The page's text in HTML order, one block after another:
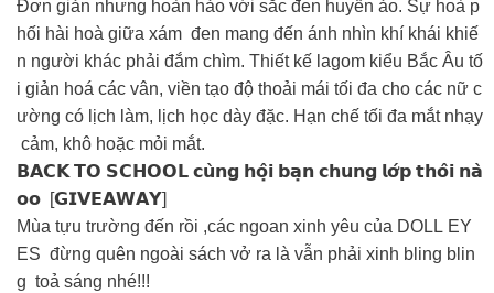
Đơn giản nhưng hoàn hảo với sắc đen huyền ảo. Sự hoà p
hối hài hoà giữa xám đen mang đến ánh nhìn khí khái khiế
n người khác phải đắm chìm. Thiết kế lagom kiểu Bắc Âu tố
i giản hoá các vân, viền tạo độ thoải mái tối đa cho các nữ c
ường có lịch làm, lịch học dày đặc. Hạn chế tối đa mắt nhạy
cảm, khô hoặc mỏi mắt.
𝗕𝗔𝗖𝗞 𝗧𝗢 𝗦𝗖𝗛𝗢𝗢𝗟 𝗰𝘂̀𝗻𝗴 𝗵𝗼̣̂𝗶 𝗯𝗮̣𝗻 𝗰𝗵𝘂𝗻𝗴 𝗹𝗼̛́𝗽 𝘁𝗵𝗼̂𝗶 𝗻𝗮̀
𝗼𝗼 [𝗚𝗜𝗩𝗘𝗔𝗪𝗔𝗬]
Mùa tựu trường đến rồi ,các ngoan xinh yêu của DOLL EY
ES đừng quên ngoài sách vở ra là vẫn phải xinh bling blin
g toả sáng nhé!!!